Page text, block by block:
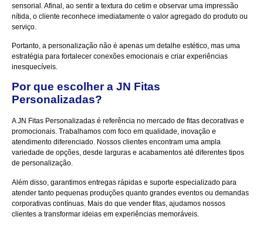
sensorial. Afinal, ao sentir a textura do cetim e observar uma impressão
nítida, o cliente reconhece imediatamente o valor agregado do produto ou
serviço.
Portanto, a personalização não é apenas um detalhe estético, mas uma
estratégia para fortalecer conexões emocionais e criar experiências
inesquecíveis.
Por que escolher a JN Fitas
Personalizadas?
A JN Fitas Personalizadas é referência no mercado de fitas decorativas e
promocionais. Trabalhamos com foco em qualidade, inovação e
atendimento diferenciado. Nossos clientes encontram uma ampla
variedade de opções, desde larguras e acabamentos até diferentes tipos
de personalização.
Além disso, garantimos entregas rápidas e suporte especializado para
atender tanto pequenas produções quanto grandes eventos ou demandas
corporativas contínuas. Mais do que vender fitas, ajudamos nossos
clientes a transformar ideias em experiências memoráveis.